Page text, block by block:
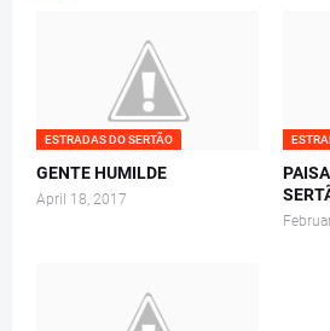
ESTRADAS DO SERTÃO
GENTE HUMILDE
April 18, 2017